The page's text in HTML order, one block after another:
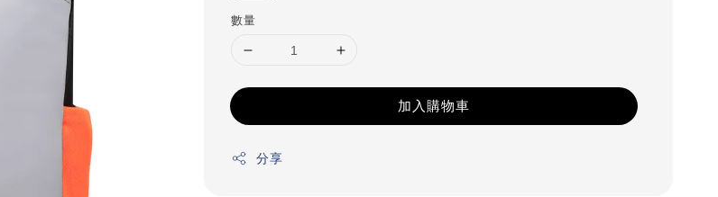
數量
加入購物車
分享